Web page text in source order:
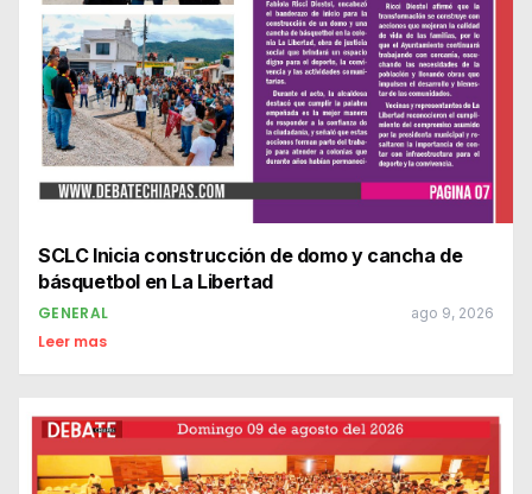
SCLC Inicia construcción de domo y cancha de
básquetbol en La Libertad
GENERAL ago 9, 2026
Leer mas